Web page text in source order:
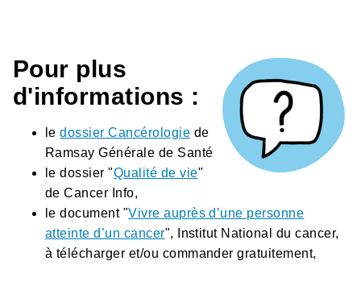
Pour plus
d'informations :
ledossier Cancérologie de
Ramsay Générale de Santé
le dossier "Qualité de vie"
de Cancer Info,
le document "Vivre auprès d’une personne
atteinte d’un cancer", Institut National du cancer,
à télécharger et/ou commander gratuitement,